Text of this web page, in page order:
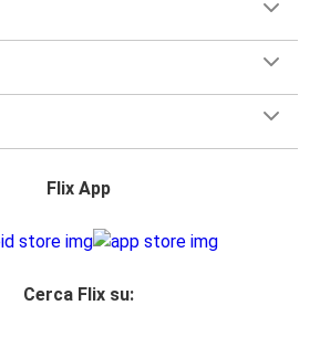
Flix App
Cerca Flix su: